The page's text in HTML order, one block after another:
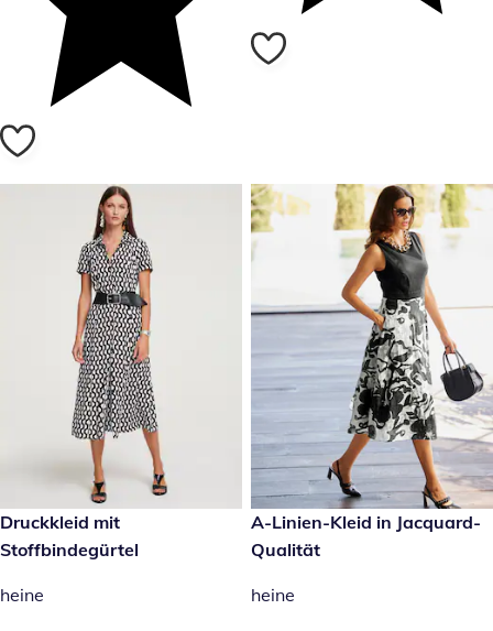
79,99 €
Druckkleid mit
Stoffbindegürtel
heine
149,00 €
A-Linien-Kleid in Jacquard-
Qualität
heine